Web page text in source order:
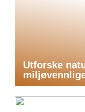
Utforske